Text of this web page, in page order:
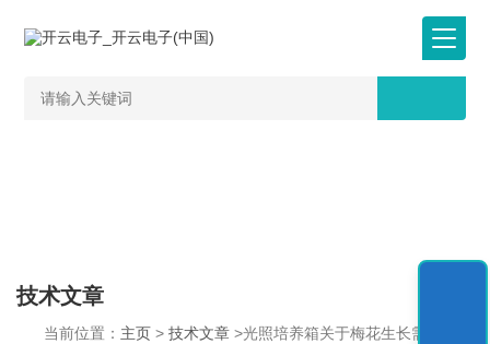
技术文章
当前位置： 主页 >技术文章 >光照培养箱关于梅花生长需要的温